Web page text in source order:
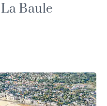
Baule